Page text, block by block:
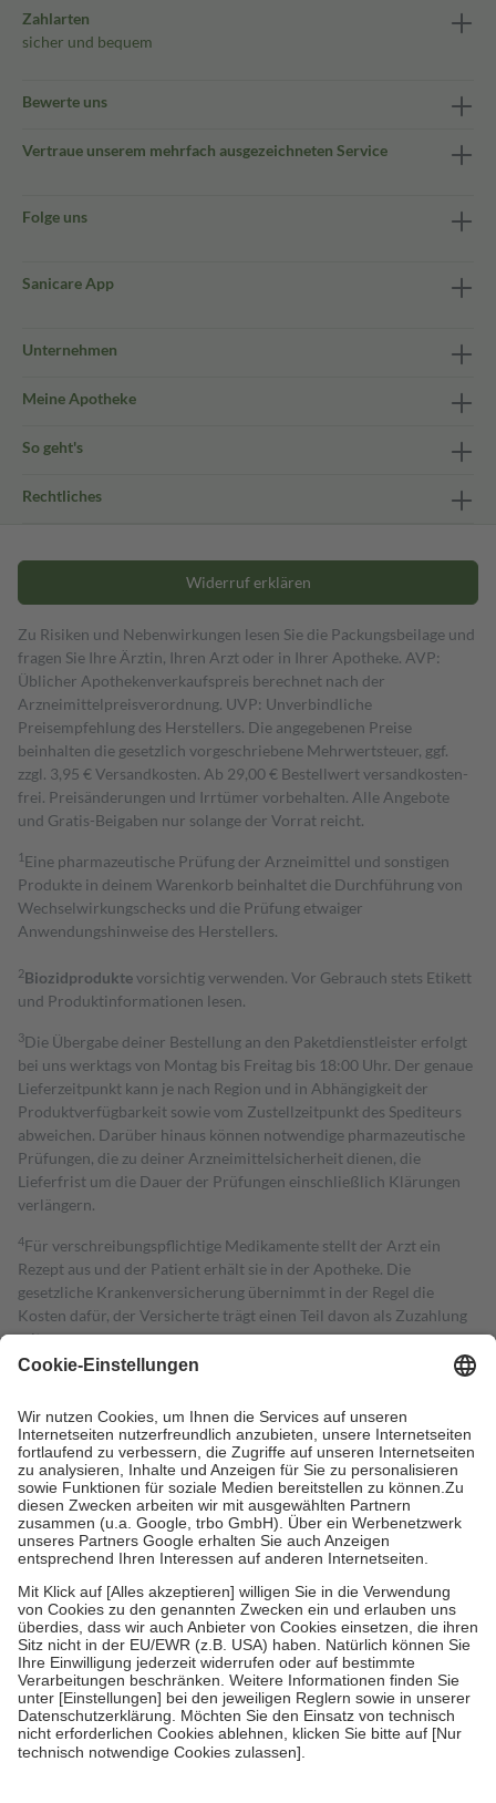
Zahlarten
sicher und bequem
Bewerte uns
Vertraue unserem mehrfach ausgezeichneten Service
Folge uns
Sanicare App
Unternehmen
Meine Apotheke
So geht's
Rechtliches
Widerruf erklären
Zu Risiken und Nebenwirkungen lesen Sie die Packungsbeilage und
fragen Sie Ihre Ärztin, Ihren Arzt oder in Ihrer Apotheke. AVP:
Üblicher Apothekenverkaufspreis berechnet nach der
Arzneimittelpreisverordnung. UVP: Unverbindliche
Preisempfehlung des Herstellers. Die angegebenen Preise
beinhalten die gesetzlich vorgeschriebene Mehrwertsteuer, ggf.
zzgl. 3,95 € Versandkosten. Ab 29,00 € Bestell­wert versand­kosten­
frei. Preisänderungen und Irrtümer vorbehalten. Alle Angebote
und Gratis-Beigaben nur solange der Vorrat reicht.
1 Eine pharmazeutische Prüfung der Arzneimittel und sonstigen
Produkte in deinem Warenkorb beinhaltet die Durchführung von
Wechselwirkungschecks und die Prüfung etwaiger
Anwendungshinweise des Herstellers.
2Biozidproduktevorsichtig verwenden. Vor Gebrauch stets Etikett
und Produktinformationen lesen.
3Die Übergabe deiner Bestellung an den Paketdienstleister erfolgt
bei uns werktags von Montag bis Freitag bis 18:00 Uhr. Der genaue
Lieferzeitpunkt kann je nach Region und in Abhängigkeit der
Produktverfügbarkeit sowie vom Zustellzeitpunkt des Spediteurs
abweichen. Darüber hinaus können notwendige pharmazeutische
Prüfungen, die zu deiner Arzneimittelsicherheit dienen, die
Lieferfrist um die Dauer der Prüfungen einschließlich Klärungen
verlängern.
4Für verschreibungspflichtige Medikamente stellt der Arzt ein
Rezept aus und der Patient erhält sie in der Apotheke. Die
gesetzliche Krankenversicherung übernimmt in der Regel die
Kosten dafür, der Versicherte trägt einen Teil davon als Zuzahlung
mit.
Grundsätzlich leisten Mitglieder Zuzahlungen in Höhe von zehn
höchstens zehn Euro.
Es sind jedoch nie mehr als die tatsächlichen
Kosten der Leistung zu entrichten.
Diese Regeln gelten grundsätzlich auch für Online-Apotheken.
Bei Heilmitteln und häuslicher Krankenpflege beträgt die
Zuzahlung zehn Prozent der Kosten sowie zehn Euro je
Verordnung.
Um das Engagement der Versicherten für ihre eigene Gesundheit zu
stärken und die besondere Stellung der Familie zu unterstützen,
fallenkeine Zuzahlungenan bei:
• Kindern und Jugendlichen bis zum vollendeten 18. Lebensjahr
mit Ausnahme der Fahrkosten
• Untersuchungen zur Vorsorge und Früherkennung, die von der
GKV getragen werden
• empfohlenen Schutzimpfungen
• Harn- und Blutteststreifen